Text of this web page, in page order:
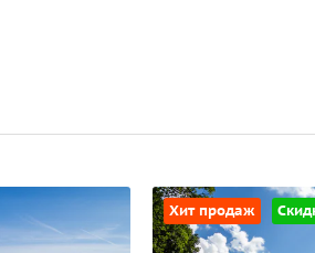
Хит продаж